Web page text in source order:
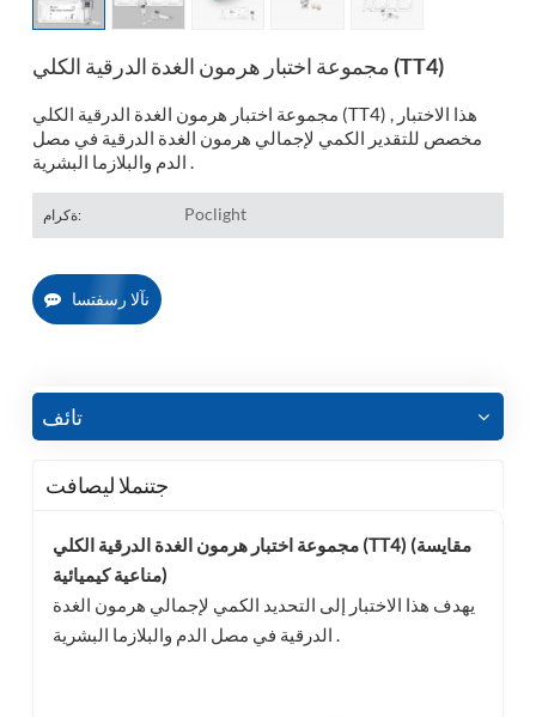
مجموعة اختبار هرمون الغدة الدرقية الكلي (TT4)
مجموعة اختبار هرمون الغدة الدرقية الكلي (TT4) , هذا الاختبار
مخصص للتقدير الكمي لإجمالي هرمون الغدة الدرقية في مصل
ةكرام: Poclight
نآلا رسفتسا
تائف
جتنملا ليصافت
مجموعة اختبار هرمون الغدة الدرقية الكلي (TT4) (مقايسة
مناعية كيميائية)
يهدف هذا الاختبار إلى التحديد الكمي لإجمالي هرمون الغدة